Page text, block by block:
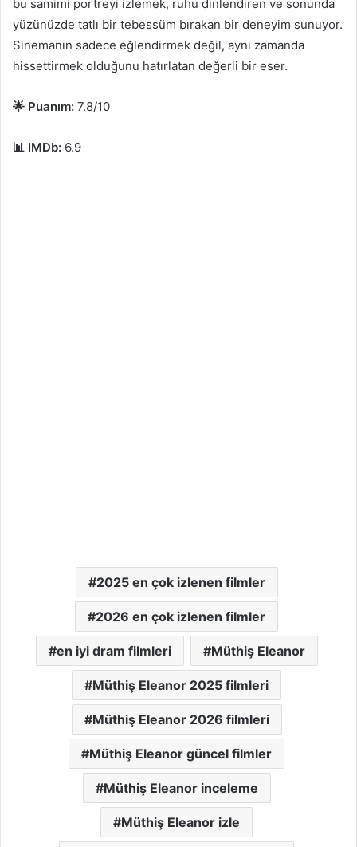
bu samimi portreyi izlemek, ruhu dinlendiren ve sonunda
yüzünüzde tatlı bir tebessüm bırakan bir deneyim sunuyor.
Sinemanın sadece eğlendirmek değil, aynı zamanda
hissettirmek olduğunu hatırlatan değerli bir eser.
🌟 Puanım: 7.8/10
📊 IMDb: 6.9
2025 en çok izlenen filmler
2026 en çok izlenen filmler
en iyi dram filmleri Müthiş Eleanor
Müthiş Eleanor 2025 filmleri
Müthiş Eleanor 2026 filmleri
Müthiş Eleanor güncel filmler
Müthiş Eleanor inceleme
Müthiş Eleanor izle